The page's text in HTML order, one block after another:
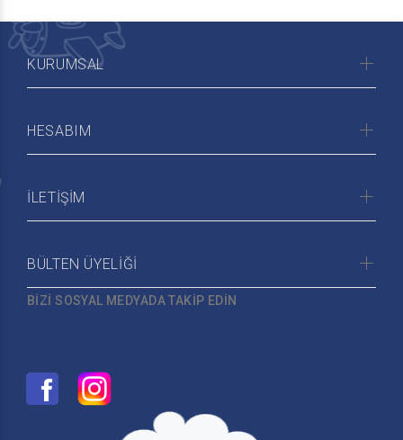
KURUMSAL
HESABIM
İLETİŞİM
BÜLTEN ÜYELİĞİ
BİZİ SOSYAL MEDYADA TAKİP EDİN